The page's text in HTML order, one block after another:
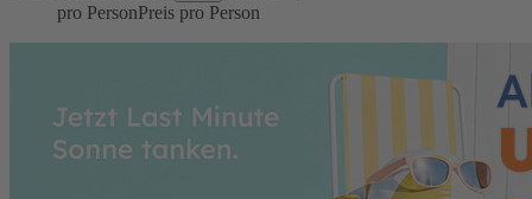
pro PersonPreis pro Person